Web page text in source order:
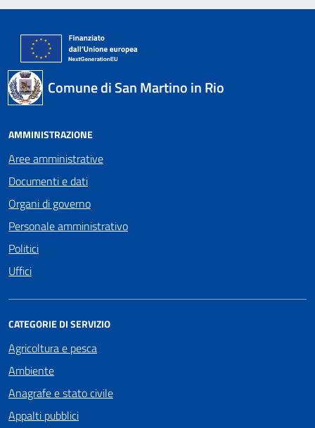
Comune di San Martino in Rio
AMMINISTRAZIONE
Aree amministrative
Documenti e dati
Organi di governo
Personale amministrativo
Politici
Uffici
CATEGORIE DI SERVIZIO
Agricoltura e pesca
Ambiente
Anagrafe e stato civile
Appalti pubblici